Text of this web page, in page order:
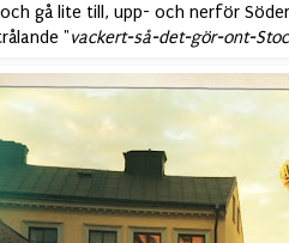
gå lite till, upp- och nerför
"vackert-så-det-gör-ont-